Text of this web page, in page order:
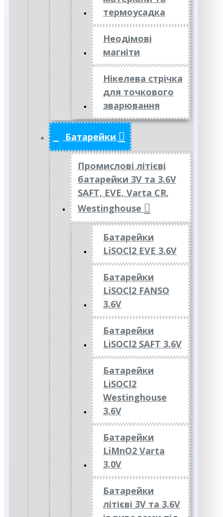
термоусадка
Неодімові
магніти
Нікелева стрічка
для точкового
зварювання
Батарейки
Промислові літієві
батарейки 3V та 3.6V
SAFT, EVE, Varta CR,
Westinghouse
Батарейки
LiSOCl2 EVE 3.6V
Батарейки
LiSOCl2 FANSO
3.6V
Батарейки
LiSOCl2 SAFT 3.6V
Батарейки
LiSOCl2
Westinghouse
3.6V
Батарейки
LiMnO2 Varta
3.0V
Батарейки
літієві 3V та 3.6V